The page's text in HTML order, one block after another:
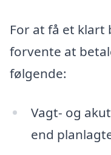
For at få et klart
forvente at
følgende:
Vagt- og
end